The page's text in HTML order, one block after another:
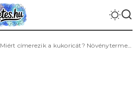
Miért címerezik a kukoricát? Növénytermesztési okok és termésminőség javítása